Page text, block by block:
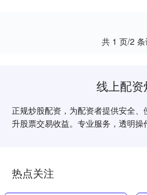
共 1 页/2
线上配资
正规炒股配资，为配资者提供安全
升股票交易收益。专业服务，透明操
热点关注